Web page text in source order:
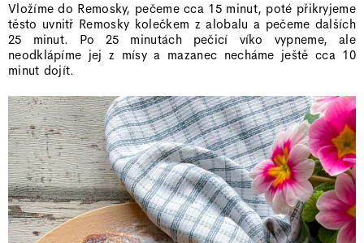
Vložíme do Remosky, pečeme cca 15 minut, poté přikryjeme
těsto uvnitř Remosky kolečkem z alobalu a pečeme dalších
25 minut. Po 25 minutách pečicí víko vypneme, ale
neodklápíme jej z mísy a mazanec necháme ještě cca 10
minut dojít.